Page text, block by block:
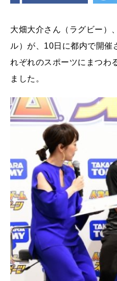
大畑大介さん（ラグビー）
ル）が、10日に都内で開
れぞれのスポーツにまつわ
ました。